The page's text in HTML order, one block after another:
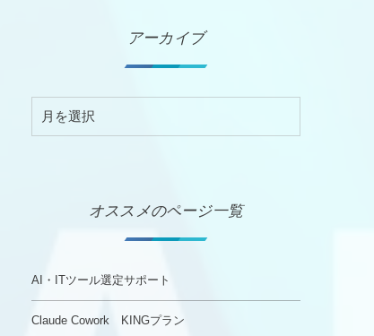
アーカイブ
オススメのページ一覧
AI・ITツール選定サポート
Claude Cowork KINGプラン